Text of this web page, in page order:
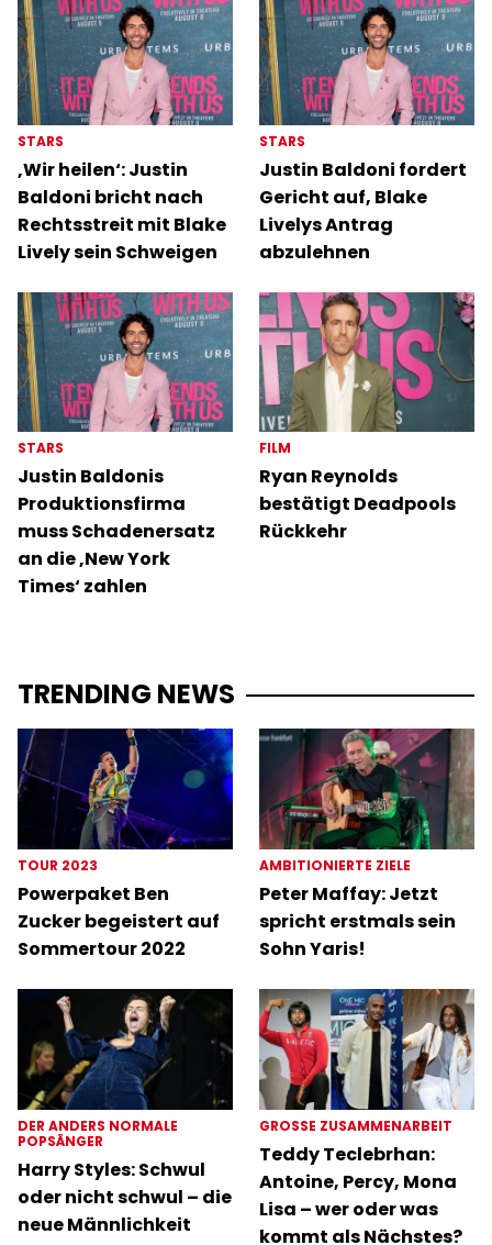
STARS
‚Wir heilen‘: Justin
Baldoni bricht nach
Rechtsstreit mit Blake
Lively sein Schweigen
STARS
Justin Baldoni fordert
Gericht auf, Blake
Livelys Antrag
abzulehnen
STARS
Justin Baldonis
Produktionsfirma
muss Schadenersatz
an die ‚New York
Times‘ zahlen
FILM
Ryan Reynolds
bestätigt Deadpools
Rückkehr
TRENDING NEWS
TOUR 2023
Powerpaket Ben
Zucker begeistert auf
Sommertour 2022
AMBITIONIERTE ZIELE
Peter Maffay: Jetzt
spricht erstmals sein
Sohn Yaris!
DER ANDERS NORMALE
POPSÄNGER
Harry Styles: Schwul
oder nicht schwul – die
neue Männlichkeit
GROSSE ZUSAMMENARBEIT
Teddy Teclebrhan:
Antoine, Percy, Mona
Lisa – wer oder was
kommt als Nächstes?